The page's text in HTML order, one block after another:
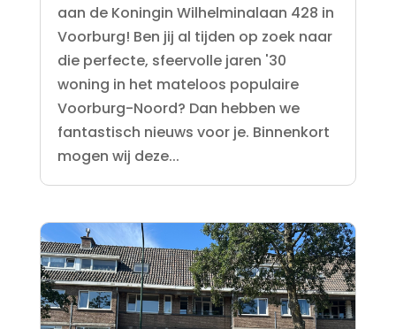
aan de Koningin Wilhelminalaan 428 in
Voorburg! Ben jij al tijden op zoek naar
die perfecte, sfeervolle jaren '30
woning in het mateloos populaire
Voorburg-Noord? Dan hebben we
fantastisch nieuws voor je. Binnenkort
mogen wij deze...